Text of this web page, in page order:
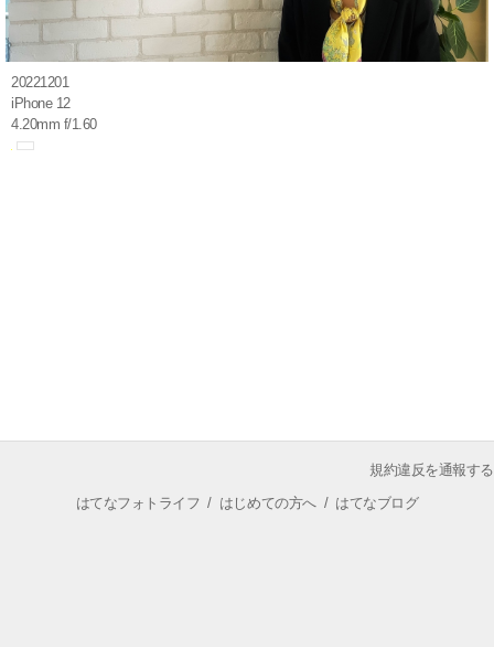
20221201
iPhone 12
4.20mm f/1.60
規約違反を通報する
はてなフォトライフ / はじめての方へ/ はてなブログ